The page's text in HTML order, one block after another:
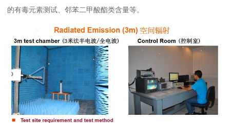
的有毒元素测试、邻苯二甲酸酯类含量等。